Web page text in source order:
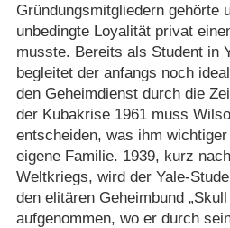
Gründungsmitgliedern gehörte
unbedingte Loyalität privat
musste. Bereits als Student in
begleitet der anfangs noch
den Geheimdienst durch die
der Kubakrise 1961 muss
entscheiden, was ihm
eigene Familie. 1939, kurz
Weltkriegs, wird der Yale-
den elitären Geheimbund „Skull
aufgenommen, wo er durch